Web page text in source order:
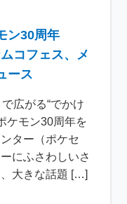
ン30周年
コフェス、メ
ース
広がる“でかけ
ケモン30周年を
ター（ポケセ
にふさわしいさ
大きな話題 […]